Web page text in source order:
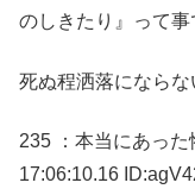
のしきたり』って事
死ぬ程洒落になら
235 ：本当にあっ
17:06:10.16